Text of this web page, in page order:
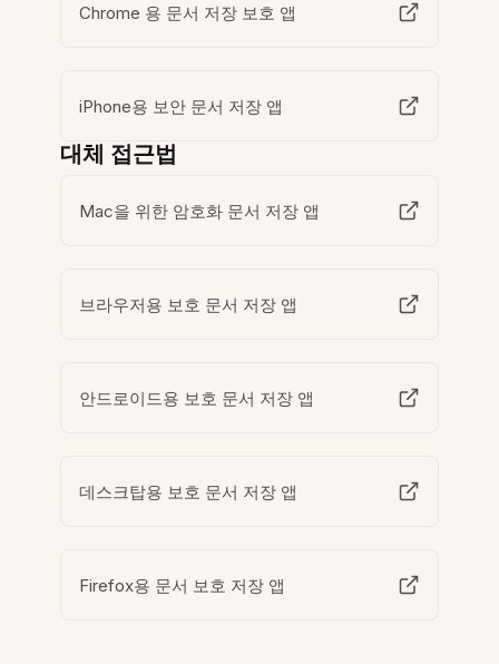
Chrome 용 문서 저장 보호 앱
iPhone용 보안 문서 저장 앱
대체 접근법
Mac을 위한 암호화 문서 저장 앱
브라우저용 보호 문서 저장 앱
안드로이드용 보호 문서 저장 앱
데스크탑용 보호 문서 저장 앱
Firefox용 문서 보호 저장 앱